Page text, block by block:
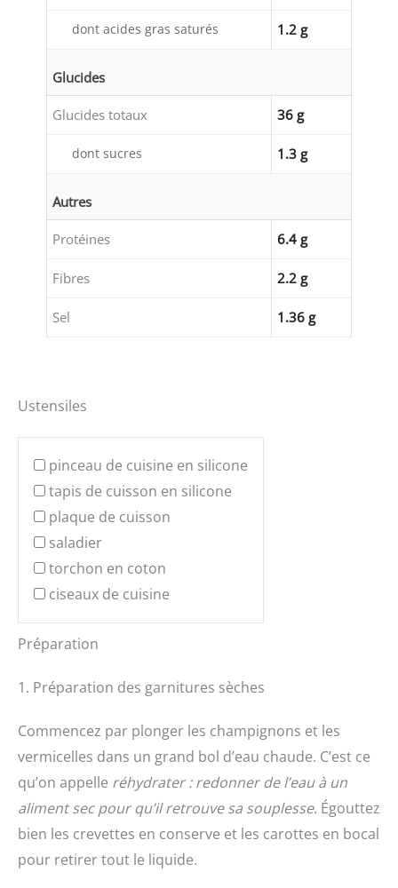
dont acides gras saturés 1.2 g
Glucides
Glucides totaux 36 g
dont sucres 1.3 g
Autres
Protéines 6.4 g
Fibres 2.2 g
Sel 1.36 g
Ustensiles
pinceau de cuisine en silicone
tapis de cuisson en silicone
plaque de cuisson
saladier
torchon en coton
ciseaux de cuisine
Préparation
1. Préparation des garnitures sèches
Commencez par plonger les champignons et les
vermicelles dans un grand bol d’eau chaude. C’est ce
qu’on appelle réhydrater : redonner de l’eau à un
aliment sec pour qu’il retrouve sa souplesse. Égouttez
bien les crevettes en conserve et les carottes en bocal
pour retirer tout le liquide.